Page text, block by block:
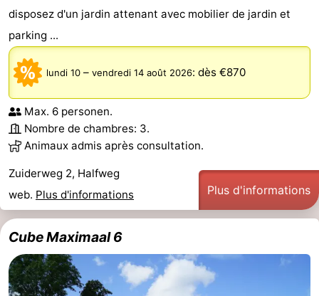
disposez d'un jardin attenant avec mobilier de jardin et
parking ...
lundi 10 – vendredi 14 août 2026: dès €870
Max. 6 personen.
Nombre de chambres: 3.
Animaux admis après consultation.
Zuiderweg 2, Halfweg
web. Plus d'informations Plus d'informations
Cube Maximaal 6